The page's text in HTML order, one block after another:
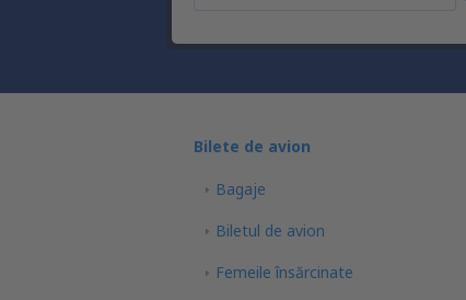
Bilete de avion
Bagaje
Biletul de avion
Femeile însărcinate